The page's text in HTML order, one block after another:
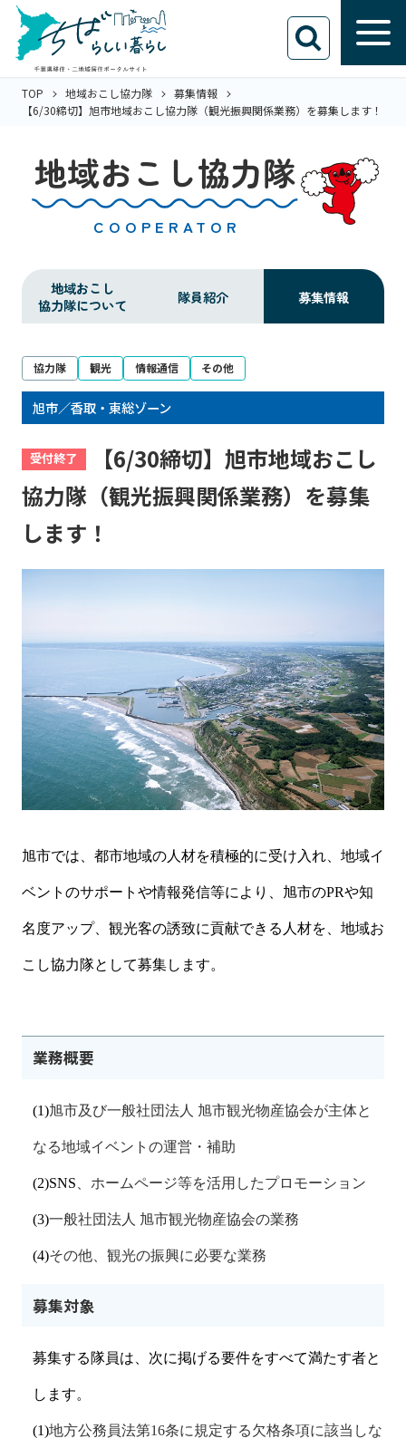
TOP 地域おこし協力隊
募集情報
【6/30締切】旭市地域おこし協力隊（観光振興関係業務）を募集します！
地域おこし協力隊
COOPERATOR
地域おこし
協力隊について
隊員紹介 募集情報
協力隊 観光 情報通信 その他
旭市／香取・東総ゾーン
受付終了
【6/30締切】旭市地域おこし
協力隊（観光振興関係業務）を募集
します！
旭市では、 都市地域の人材を積極的に受け入れ、地域イ
ベントのサポートや情報発信等により、旭市のPRや知
名度アップ、観光客の誘致に貢献できる人材を、地域お
こし協力隊として募集します。
業務概要
(1)旭市及び一般社団法人 旭市観光物産協会が主体と
なる地域イベントの運営・補助
(2)SNS 、ホームページ等を活用したプロモーション
(3)一般社団法人 旭市観光物産協会の業務
(4)その他、観光の振興に必要な業務
募集対象
募集する隊員は、次に掲げる要件をすべて満たす者と
します。
(1)地方公務員法第16条に規定する欠格条項に該当しな